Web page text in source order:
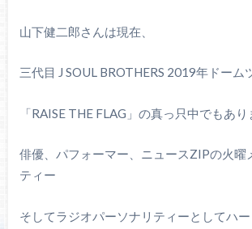
山下健二郎さんは現在、
三代目 J SOUL BROTHERS 2019年ドーム
「RAISE THE FLAG」の真っ只中でもあり
俳優、パフォーマー、ニュースZIPの火曜
ティー
そしてラジオパーソナリティーとしてハ